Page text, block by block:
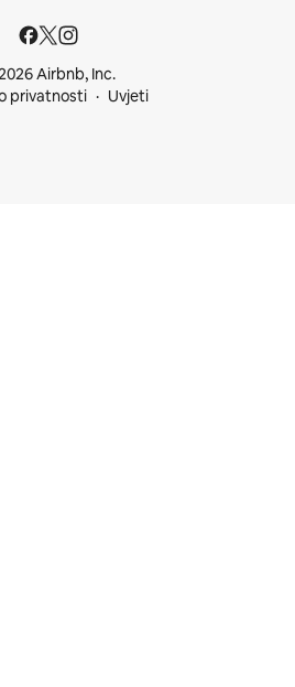
Airbnb, Inc.
privatnosti
Uvjeti